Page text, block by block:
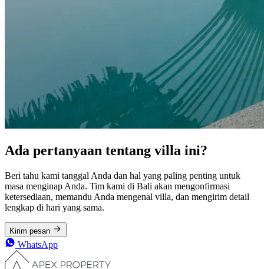
Ada pertanyaan tentang villa ini?
Beri tahu kami tanggal Anda dan hal yang paling penting untuk
masa menginap Anda. Tim kami di Bali akan mengonfirmasi
ketersediaan, memandu Anda mengenal villa, dan mengirim detail
lengkap di hari yang sama.
Kirim pesan
WhatsApp